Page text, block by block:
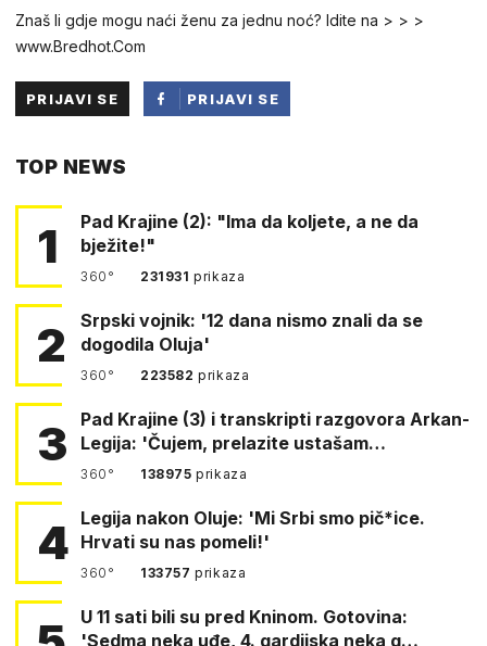
Znaš li gdje mogu naći ženu za jednu noć? Idite na > > >
www.Bredhot.Com
PRIJAVI SE
PRIJAVI SE
TOP NEWS
1
Pad Krajine (2): "Ima da koljete, a ne da
bježite!"
360° 231931prikaza
2
Srpski vojnik: '12 dana nismo znali da se
dogodila Oluja'
360° 223582prikaza
3
Pad Krajine (3) i transkripti razgovora Arkan-
Legija: 'Čujem, prelazite ustašam…
360° 138975prikaza
4 Legija nakon Oluje: 'Mi Srbi smo pič*ice.
Hrvati su nas pomeli!'
360° 133757prikaza
U 11 sati bili su pred Kninom. Gotovina:
'Sedma neka uđe, 4. gardijska neka g…